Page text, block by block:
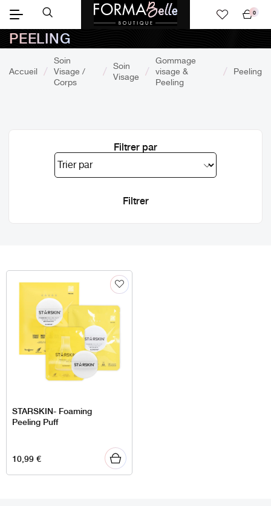
panier
0
PEELING
Accueil
Soin
Visage /
Corps
Soin
Visage
Gommage
visage &
Peeling
Peeling
Filtrer par
STARSKIN- Foaming
Peeling Puff
10,99€